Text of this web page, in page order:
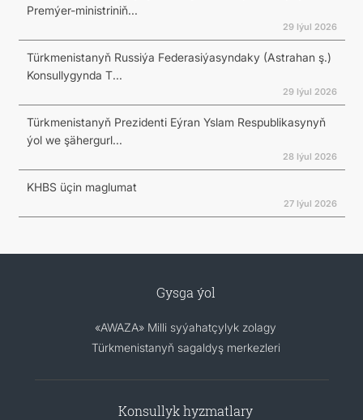
Premýer-ministriniň...
29 Iýul 2026
Türkmenistanyň Russiýa Federasiýasyndaky (Astrahan ş.)
Konsullygynda T...
29 Iýul 2026
Türkmenistanyň Prezidenti Eýran Yslam Respublikasynyň
ýol we şähergurl...
28 Iýul 2026
KHBS üçin maglumat
27 Iýul 2026
Gysga ýol
«AWAZA» Milli syýahatçylyk zolagy
Türkmenistanyň sagaldyş merkezleri
Konsullyk hyzmatlary